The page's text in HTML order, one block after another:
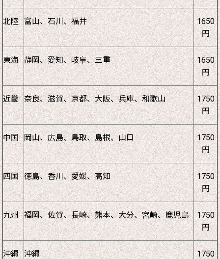
北陸 富山、石川、福井
1650
円
東海 静岡、愛知、岐阜、三重
1650
円
近畿 奈良、滋賀、京都、大阪、兵庫、和歌山
1750
円
中国 岡山、広島、鳥取、島根、山口
1750
円
四国 徳島、香川、愛媛、高知
1750
円
九州 福岡、佐賀、長崎、熊本、大分、宮崎、鹿児島
1750
円
沖縄 沖縄
1750